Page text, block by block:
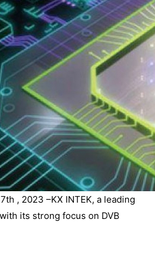
, 2023 –KX INTEK, a leading
its strong focus on DVB